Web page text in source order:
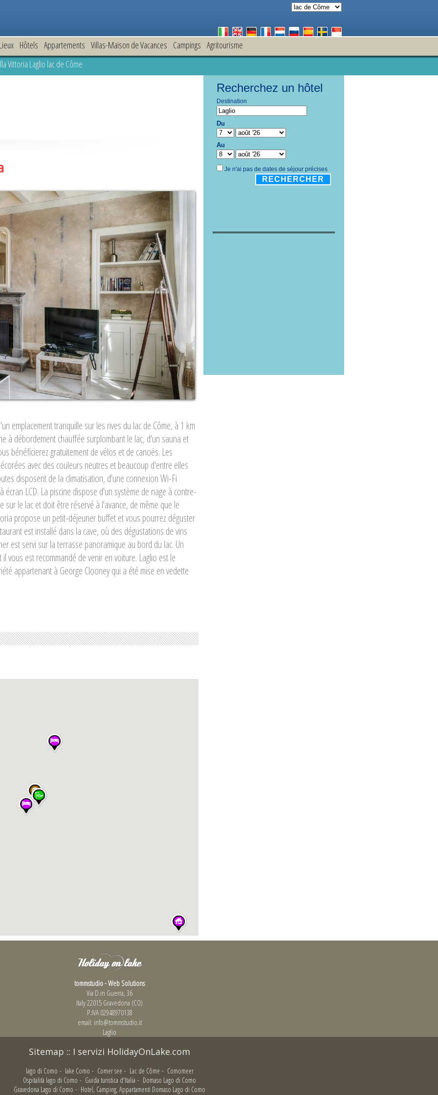
Hôtels Appartements Villas-Maison de Vacances Campings Agritourisme
Vittoria Laglio lac de Côme
emplacement tranquille sur les rives du lac de Côme, à 1 km
à débordement chauffée surplombant le lac, d'un sauna et
bénéficierez gratuitement de vélos et de canoës. Les
avec des couleurs neutres et beaucoup d'entre elles
disposent de la climatisation, d'une connexion Wi-Fi
LCD. La piscine dispose d'un système de nage à contre-
le lac et doit être réservé à l'avance, de même que le
propose un petit-déjeuner buffet et vous pourrez déguster
est installé dans la cave, où des dégustations de vins
est servi sur la terrasse panoramique au bord du lac. Un
vous est recommandé de venir en voiture. Laglio est le
appartenant à George Clooney qui a été mise en vedette
tommstudio - Web Solutions
Via D.in Guerra, 36
Italy 22015 Gravedona (CO)
P.IVA 02948970138
email: info@tommstudio.it
Laglio
Sitemap :: I servizi HolidayOnLake.com
lago di Como - lake Como - Comer see - Lac de Côme - Comomeer
Ospitalità lago di Como - Guida turistica d'Italia - Domaso Lago di Como
Gravedona Lago di Como - Hotel, Camping, Appartamenti Domaso Lago di Como